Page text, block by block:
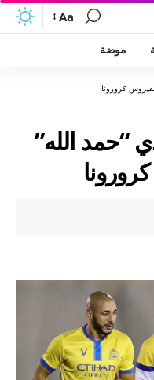
Aa
موضة
كرورونا
“حمد الله”